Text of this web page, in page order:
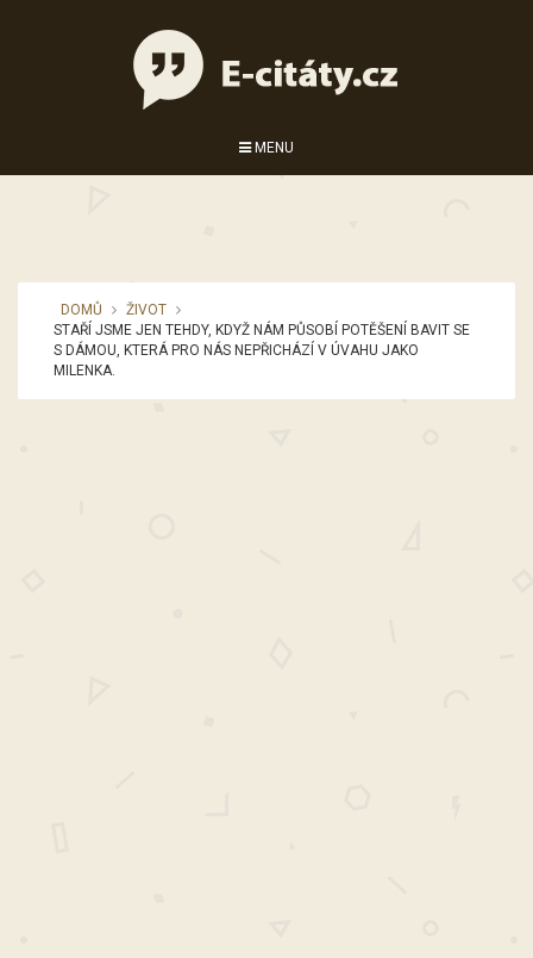
MENU
DOMŮ
ŽIVOT
STAŘÍ JSME JEN TEHDY, KDYŽ NÁM PŮSOBÍ POTĚŠENÍ BAVIT SE
S DÁMOU, KTERÁ PRO NÁS NEPŘICHÁZÍ V ÚVAHU JAKO
MILENKA.